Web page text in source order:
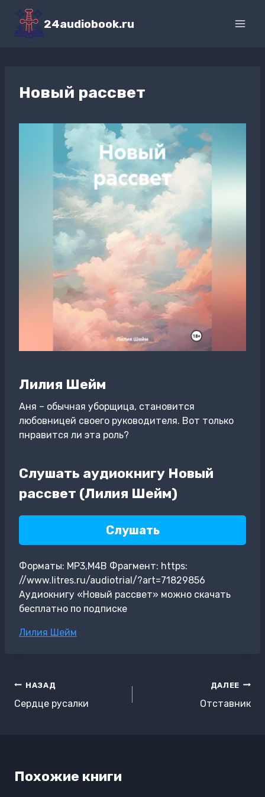
Перейти
содержимому
24audiobook.ru
Новый рассвет
Лилия Шейм
Аня – обычная уборщица, становится
любовницей своего руководителя. Вот только
пнравится ли эта роль?
Слушать аудиокнигу Новый
рассвет (Лилия Шейм)
Слушать
Форматы: MP3,M4B Фрагмент: https:
//www.litres.ru/audiotrial/?art=71829856
Аудиокнигу «Новый рассвет» можно скачать
бесплатно по подписке
Метки
Лилия Шейм
Навигация
по
НАЗАД
Сердце русалки
ДАЛЕЕ
Отставник
Похожие книги